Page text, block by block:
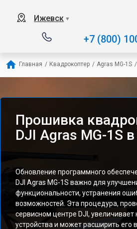
Ижевск ▼
+7 (800)
Главная / Квадрокоптер / Agras MG-1S /
Прошивка
DJI Agras MG-1S
Обновление программного
DJI Agras MG-1S важно для
функциональности, устранения
возможностей. Эта процедура,
сервисном центре DJI,
устройства и может расширить его